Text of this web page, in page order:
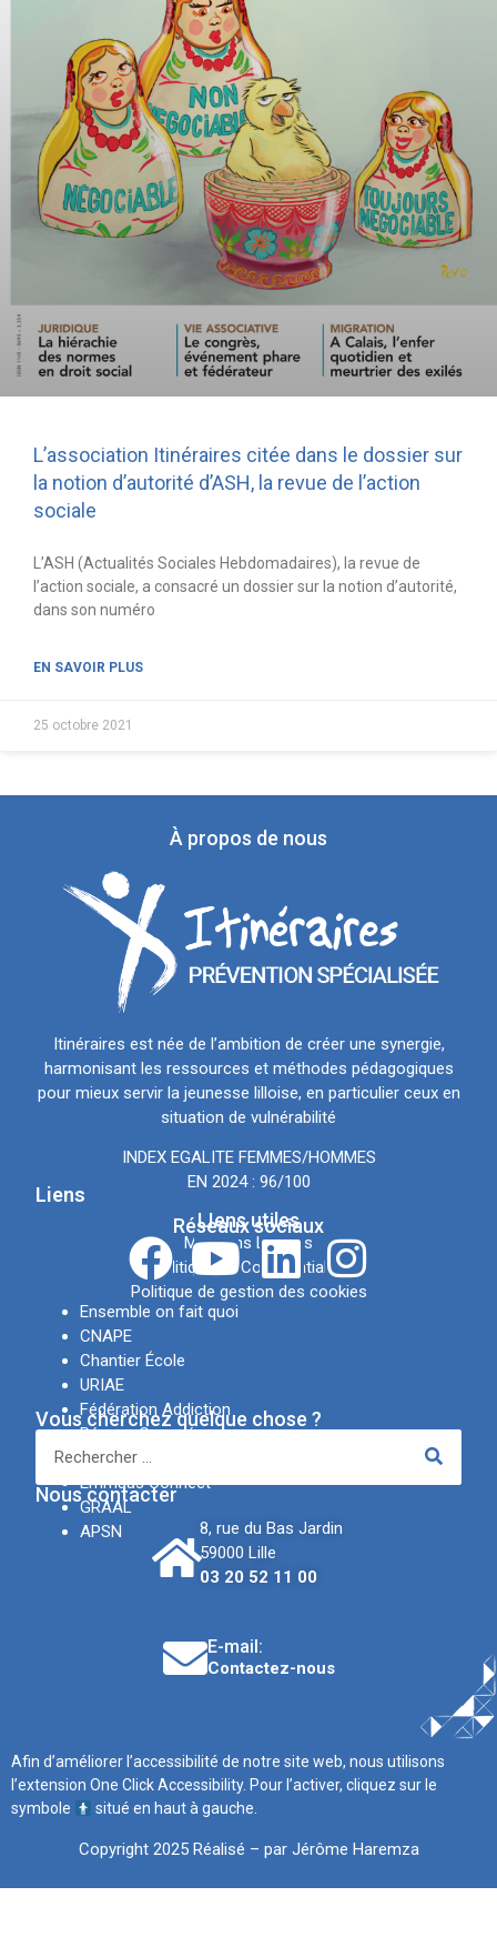
L’association Itinéraires citée dans le dossier sur
la notion d’autorité d’ASH, la revue de l’action
sociale
L’ASH (Actualités Sociales Hebdomadaires), la revue de
l’action sociale, a consacré un dossier sur la notion d’autorité,
dans son numéro
EN SAVOIR PLUS
25 octobre 2021
À propos de nous
Itinéraires est née de l’ambition de créer une synergie,
harmonisant les ressources et méthodes pédagogiques
pour mieux servir la jeunesse lilloise, en particulier ceux en
situation de vulnérabilité
INDEX EGALITE FEMMES/HOMMES
EN 2024 : 96/100
LIens utiles
Mentions Légales
Politique de Confidentialité
Politique de gestion des cookies
Liens
Réseaux sociaux
Ensemble on fait quoi
CNAPE
Chantier École
URIAE
Fédération Addiction
Réseau Canopé
IREV
Emmaüs Connect
GRAAL
APSN
Vous cherchez quelque chose ?
Nous contacter
8, rue du Bas Jardin
59000 Lille
03 20 52 11 00
E-mail:
Contactez-nous
Afin d’améliorer l’accessibilité de notre site web, nous utilisons
l’extension One Click Accessibility. Pour l’activer, cliquez sur le
symbole
situé en haut à gauche.
Copyright 2025 Réalisé – par Jérôme Haremza